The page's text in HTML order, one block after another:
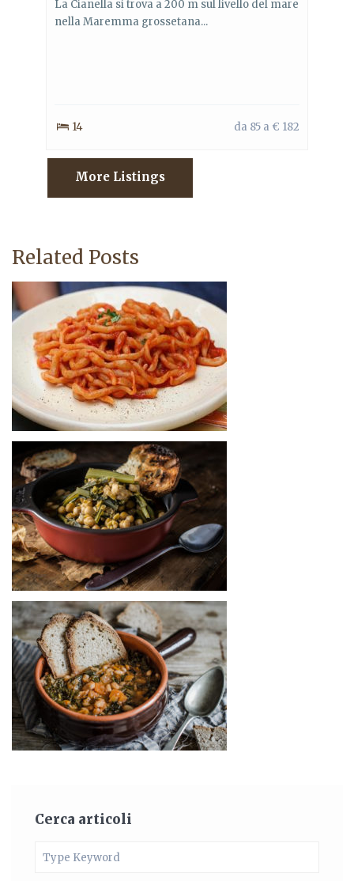
La Cianella si trova a 200 m sul livello del mare
nella Maremma grossetana...
14 da 85 a € 182
More Listings
Related Posts
Cerca articoli